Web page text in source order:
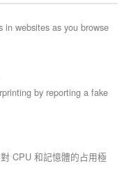
in websites as you browse
by reporting a fake
CPU 和記憶體的占用極